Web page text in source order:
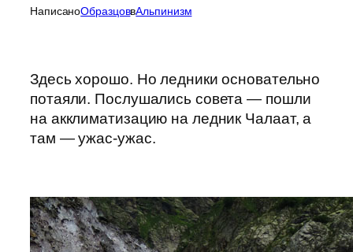
НаписаноОбразцоввАльпинизм
Здесь хорошо. Но ледники основательно
потаяли. Послушались совета — пошли
на акклиматизацию на ледник Чалаат, а
там — ужас-ужас.